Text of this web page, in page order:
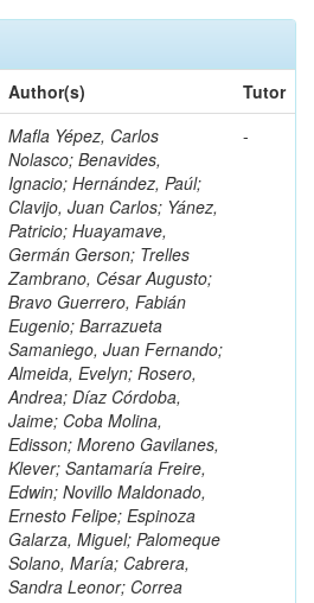
Author(s)
Tutor
Mafla Yépez, Carlos
Nolasco; Benavides,
Ignacio; Hernández, Paúl;
Clavijo, Juan Carlos; Yánez,
Patricio; Huayamave,
Germán Gerson; Trelles
Zambrano, César Augusto;
Bravo Guerrero, Fabián
Eugenio; Barrazueta
Samaniego, Juan Fernando;
Almeida, Evelyn; Rosero,
Andrea; Díaz Córdoba,
Jaime; Coba Molina,
Edisson; Moreno Gavilanes,
Klever; Santamaría Freire,
Edwin; Novillo Maldonado,
Ernesto Felipe; Espinoza
Galarza, Miguel; Palomeque
Solano, María; Cabrera,
Sandra Leonor; Correa
-